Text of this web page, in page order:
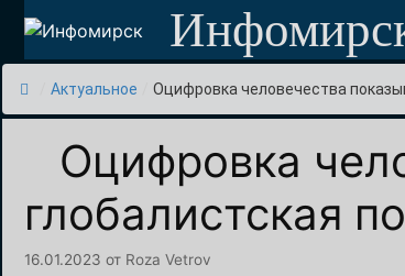
Перейти
содержимому
Актуальное Оцифровка человечества
Оцифровка
глобалистская
16.01.2023 от Roza Vetrov